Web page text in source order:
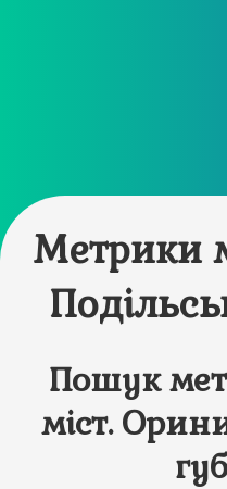
Метрики
Пошук
міст.